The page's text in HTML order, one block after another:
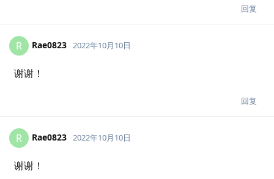
回复
R Rae0823 2022年10月10日
谢谢！
回复
R Rae0823 2022年10月10日
谢谢！